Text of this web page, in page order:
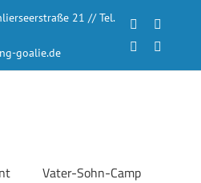
21 // Tel.
goalie.de
Facebook
LinkedIn
Vater-Sohn-Camp